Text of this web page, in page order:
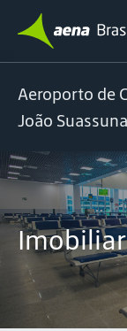
Aeroporto de
João Suassuna